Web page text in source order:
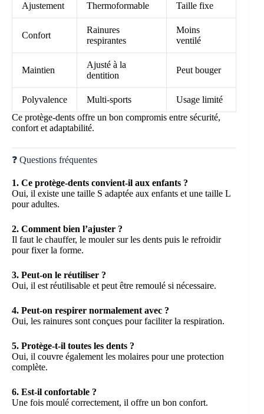
Ajustement Thermoformable Taille fixe
Confort
Rainures
respirantes
Moins
ventilé
Maintien
Ajusté à la
dentition
Peut bouger
Polyvalence Multi-sports
Usage limité
Ce protège-dents offre un bon compromis entre sécurité,
confort et adaptabilité.
❓ Questions fréquentes
1. Ce protège-dents convient-il aux enfants ?
Oui, il existe une taille S adaptée aux enfants et une taille L
pour adultes.
2. Comment bien l’ajuster ?
Il faut le chauffer, le mouler sur les dents puis le refroidir
pour fixer la forme.
3. Peut-on le réutiliser ?
Oui, il est réutilisable et peut être remoulé si nécessaire.
4. Peut-on respirer normalement avec ?
Oui, les rainures sont conçues pour faciliter la respiration.
5. Protège-t-il toutes les dents ?
Oui, il couvre également les molaires pour une protection
complète.
6. Est-il confortable ?
Une fois moulé correctement, il offre un bon confort.